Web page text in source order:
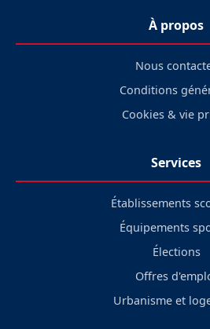
À propos
Nous
Conditions
Cookies & vie
Services
Établissements
Équipements
Élections
Offres
Urbanisme et